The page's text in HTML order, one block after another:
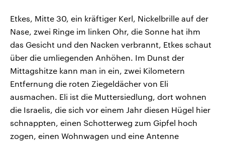
Etkes, Mitte 30, ein kräftiger Kerl, Nickelbrille auf der
Nase, zwei Ringe im linken Ohr, die Sonne hat ihm
das Gesicht und den Nacken verbrannt, Etkes schaut
über die umliegenden Anhöhen. Im Dunst der
Mittagshitze kann man in ein, zwei Kilometern
Entfernung die roten Ziegeldächer von Eli
ausmachen. Eli ist die Muttersiedlung, dort wohnen
die Israelis, die sich vor einem Jahr diesen Hügel hier
schnappten, einen Schotterweg zum Gipfel hoch
zogen, einen Wohnwagen und eine Antenne